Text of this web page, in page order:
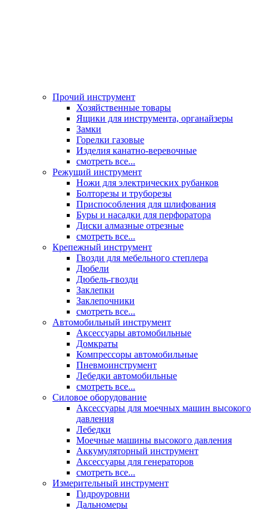
Прочий инструмент
Хозяйственные товары
Ящики для инструмента, органайзеры
Замки
Горелки газовые
Изделия канатно-веревочные
смотреть все...
Режущий инструмент
Ножи для электрических рубанков
Болторезы и труборезы
Приспособления для шлифования
Буры и насадки для перфоратора
Диски алмазные отрезные
смотреть все...
Крепежный инструмент
Гвозди для мебельного степлера
Дюбели
Дюбель-гвозди
Заклепки
Заклепочники
смотреть все...
Автомобильный инструмент
Аксессуары автомобильные
Домкраты
Компрессоры автомобильные
Пневмоинструмент
Лебедки автомобильные
смотреть все...
Силовое оборудование
Аксессуары для моечных машин высокого
давления
Лебедки
Моечные машины высокого давления
Аккумуляторный инструмент
Аксессуары для генераторов
смотреть все...
Измерительный инструмент
Гидроуровни
Дальномеры